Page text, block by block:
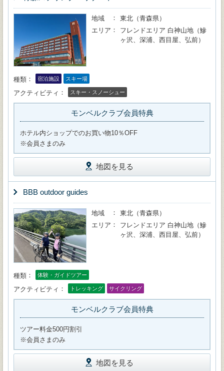
地域
東北（青森県）
エリア
フレンドエリア 白神山地（鰺
ヶ沢、深浦、西目屋、弘前）
種類 宿泊施設 スキー場
アクティビティ スキー・スノーシュー
モンベルクラブ会員特典
ホテル内ショップでのお買い物10％OFF
※会員さまのみ
地図を見る
BBB outdoor guides
地域
東北（青森県）
エリア
フレンドエリア 白神山地（鰺
ヶ沢、深浦、西目屋、弘前）
種類 体験・ガイドツアー
アクティビティ トレッキング サイクリング
モンベルクラブ会員特典
ツアー料金500円割引
※会員さまのみ
地図を見る